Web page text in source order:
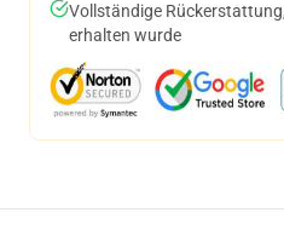
Vollständige
erhalten wurde